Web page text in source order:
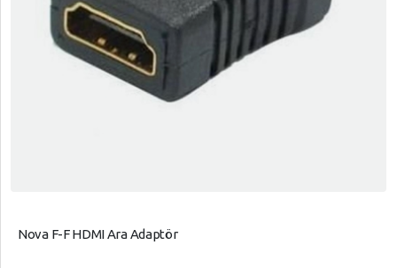
Nova F-F HDMI Ara Adaptör